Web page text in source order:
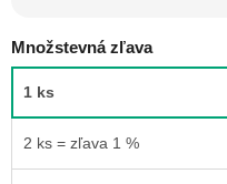
Množstevná zľava
1 ks
2 ks = zľava 1 %